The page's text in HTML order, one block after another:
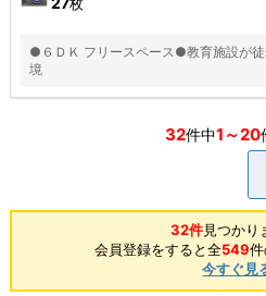
●６ＤＫ フリースペース●教育施設が
境
32件中1～20
32件見つかり
会員登録をすると全549
今すぐ見